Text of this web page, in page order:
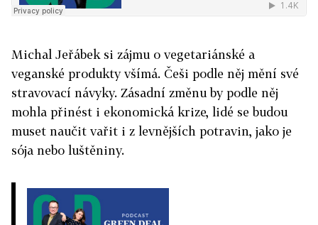
Michal Jeřábek si zájmu o vegetariánské a
veganské produkty všímá. Češi podle něj mění své
stravovací návyky. Zásadní změnu by podle něj
mohla přinést i ekonomická krize, lidé se budou
muset naučit vařit i z levnějších potravin, jako je
sója nebo luštěniny.